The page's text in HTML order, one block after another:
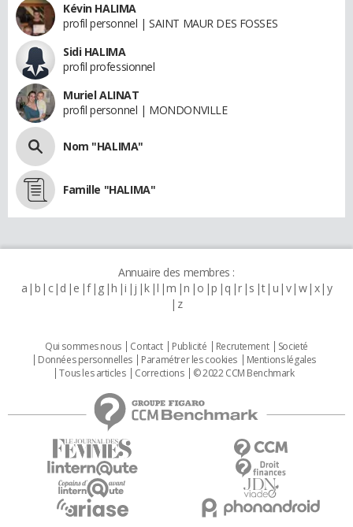
Kévin HALIMA
profil personnel | SAINT MAUR DES FOSSES
Sidi HALIMA
profil professionnel
Muriel ALINAT
profil personnel | MONDONVILLE
Nom "HALIMA"
Famille "HALIMA"
Annuaire des membres :
a b c d e f g h i j k l m n o p q r s t u v w x y
z
Qui sommes nous Contact Publicité Recrutement
Societé
Données personnelles
Paramétrer les cookies
Mentions légales
Tous les articles
Corrections © 2022 CCM Benchmark